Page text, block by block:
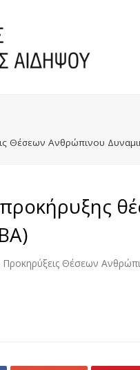
Θέσεων Ανθρώπινου
Προκηρύξεις Θέσεων